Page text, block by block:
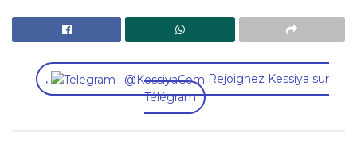
,
Rejoignez Kessiya sur
Télégram